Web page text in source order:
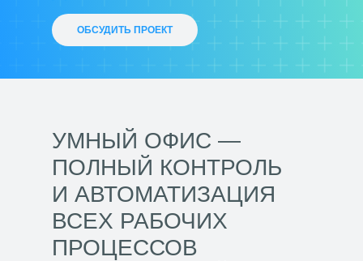
ОБСУДИТЬ ПРОЕКТ
УМНЫЙ ОФИС —
ПОЛНЫЙ КОНТРОЛЬ
И АВТОМАТИЗАЦИЯ
ВСЕХ РАБОЧИХ
ПРОЦЕССОВ